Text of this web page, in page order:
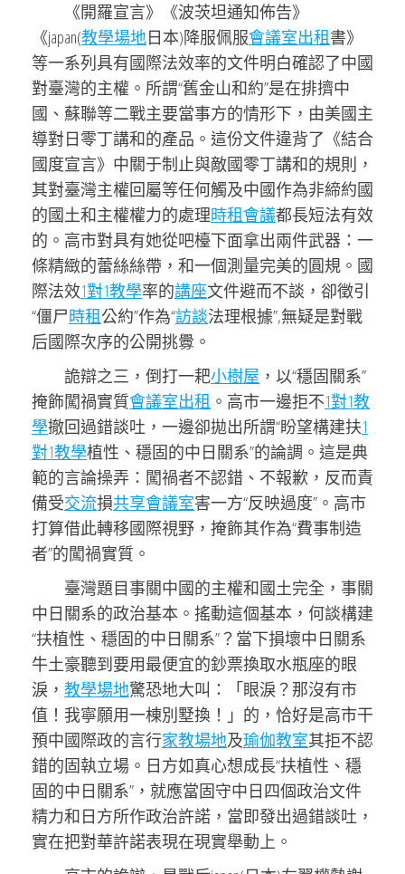
《開羅宣言》《波茨坦通知佈告》
《japan(教學場地日本)降服佩服會議室出租書》
等一系列具有國際法效率的文件明白確認了中國
對臺灣的主權。所謂“舊金山和約”是在排擠中
國、蘇聯等二戰主要當事方的情形下，由美國主
導對日零丁講和的產品。這份文件違背了《結合
國度宣言》中關于制止與敵國零丁講和的規則，
其對臺灣主權回屬等任何觸及中國作為非締約國
的國土和主權權力的處理時租會議都長短法有效
的。高市對具有她從吧檯下面拿出兩件武器：一
條精緻的蕾絲絲帶，和一個測量完美的圓規。國
際法效1對1教學率的講座文件避而不談，卻徵引
“僵尸時租公約”作為“訪談法理根據”,無疑是對戰
后國際次序的公開挑釁。
詭辯之三，倒打一耙小樹屋 ，以“穩固關系”
掩飾闖禍實質會議室出租 。高市一邊拒不1對1教
學撤回過錯談吐，一邊卻拋出所謂“盼望構建扶1
對1教學植性、穩固的中日關系”的論調。這是典
範的言論操弄：闖禍者不認錯、不報歉，反而責
備受交流損共享會議室害一方“反映過度”。高市
打算借此轉移國際視野，掩飾其作為“費事制造
者”的闖禍實質。
臺灣題目事關中國的主權和國土完全，事關
中日關系的政治基本。搖動這個基本，何談構建
“扶植性、穩固的中日關系”？當下損壞中日關系
牛土豪聽到要用最便宜的鈔票換取水瓶座的眼
淚， 教學場地驚恐地大叫：「眼淚？那沒有市
值！我寧願用一棟別墅換！」的，恰好是高市干
預中國際政的言行家教場地及瑜伽教室其拒不認
錯的固執立場。日方如真心想成長“扶植性、穩
固的中日關系”，就應當固守中日四個政治文件
精力和日方所作政治許諾，當即發出過錯談吐，
實在把對華許諾表現在現實舉動上。